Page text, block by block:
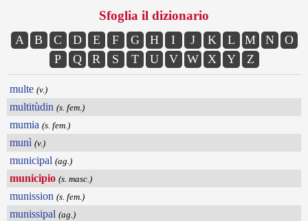
Sfoglia il dizionario
A B C D E F G H I J K L M N
O
P
Q R S T U V W X Y Z
multe (v.)
multitùdin (s. fem.)
mumia (s. fem.)
munì (v.)
municipal (ag.)
municipio (s. masc.)
munission (s. fem.)
munissipal (ag.)